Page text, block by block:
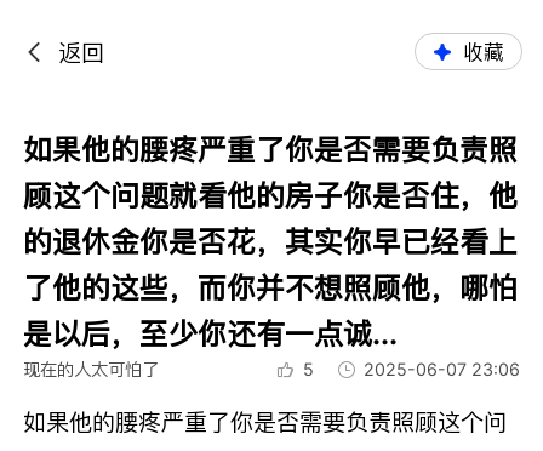
返回 收藏
如果他的腰疼严重了你是否需要负责照
顾这个问题就看他的房子你是否住，他
的退休金你是否花，其实你早已经看上
了他的这些，而你并不想照顾他，哪怕
是以后，至少你还有一点诚...
现在的人太可怕了 5 2025-06-07 23:06
如果他的腰疼严重了你是否需要负责照顾这个问